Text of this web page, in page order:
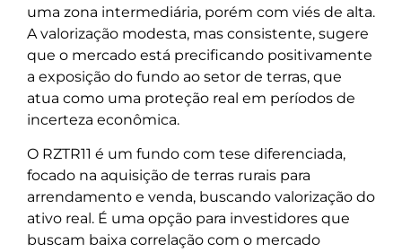
uma zona intermediária, porém com viés de alta.
A valorização modesta, mas consistente, sugere
que o mercado está precificando positivamente
a exposição do fundo ao setor de terras, que
atua como uma proteção real em períodos de
incerteza econômica.
O RZTR11 é um fundo com tese diferenciada,
focado na aquisição de terras rurais para
arrendamento e venda, buscando valorização do
ativo real. É uma opção para investidores que
buscam baixa correlação com o mercado